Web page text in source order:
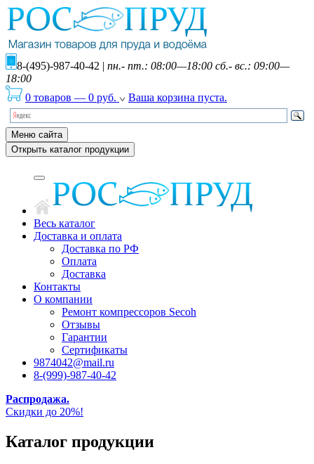
8-(495)-987-40-42 | пн.- пт.: 08:00—18:00 сб.- вс.: 09:00—
18:00
0 товаров — 0 руб. Ваша корзина пуста.
Меню сайта
Открыть каталог продукции
Весь каталог
Доставка и оплата
Доставка по РФ
Оплата
Доставка
Контакты
О компании
Ремонт компрессоров Secoh
Отзывы
Гарантии
Сертификаты
9874042@mail.ru
8-(999)-987-40-42
Распродажа.
Скидки до 20%!
Каталог продукции